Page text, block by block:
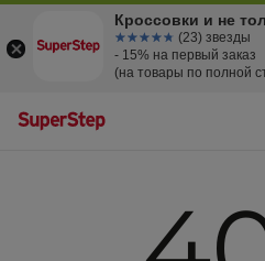
Кроссовки и не
☆☆☆☆☆
★★★★★ (23) звезды
- 15% на первый заказ
(на товары по полной